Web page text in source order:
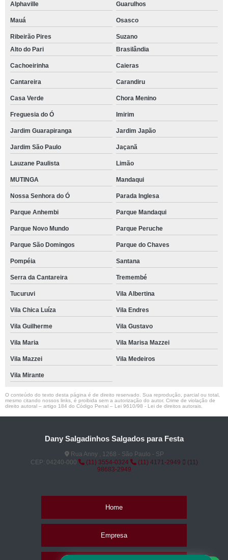
Alphaville
Guarulhos
Mauá Osasco
Ribeirão Pires
Suzano
Alto do Pari
Brasilândia
Cachoeirinha Caieras
Cantareira Carandiru
Casa Verde Chora Menino
Freguesia do Ó Imirim
Jardim Guarapiranga Jardim Japão
Jardim São Paulo Jaçanã
Lauzane Paulista Limão
MUTINGA Mandaqui
Nossa Senhora do Ó Parada Inglesa
Parque Anhembi Parque Mandaqui
Parque Novo Mundo Parque Peruche
Parque São Domingos Parque do Chaves
Pompéia Santana
Serra da Cantareira Tremembé
Tucuruvi Vila Albertina
Vila Chica Luíza Vila Endres
Vila Guilherme Vila Gustavo
Vila Maria Vila Marisa Mazzei
Vila Mazzei Vila Medeiros
Vila Mirante
O conteúdo do texto desta página é de direito reservado. Sua reprodução, parcial ou total,
mesmo citando nossos links, é proibida sem a autorização do autor. Crime de violação de
direito autoral – artigo 184 do Código Penal – Lei 9610/98 - Lei de direitos autorais
Dany Salgadinhos Salgados para Festa
Rua Anny , 1268 - São Paulo - SP
CEP: 04240-000
(11) 3554-0324 (11) 4171-2949
(11)
98683-2949
Home
Empresa